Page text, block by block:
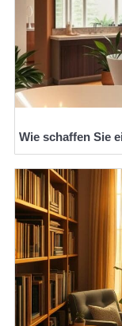
Wie schaffen Sie